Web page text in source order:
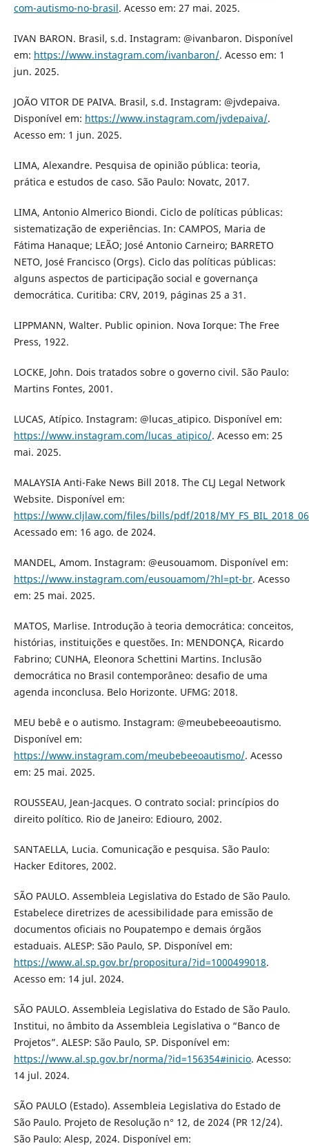
com-autismo-no-brasil. Acesso em: 27 mai. 2025.
IVAN BARON. Brasil, s.d. Instagram: @ivanbaron. Disponível
em: https://www.instagram.com/ivanbaron/. Acesso em: 1
jun. 2025.
JOÃO VITOR DE PAIVA. Brasil, s.d. Instagram: @jvdepaiva.
Disponível em: https://www.instagram.com/jvdepaiva/.
Acesso em: 1 jun. 2025.
LIMA, Alexandre. Pesquisa de opinião pública: teoria,
prática e estudos de caso. São Paulo: Novatc, 2017.
LIMA, Antonio Almerico Biondi. Ciclo de políticas públicas:
sistematização de experiências. In: CAMPOS, Maria de
Fátima Hanaque; LEÃO; José Antonio Carneiro; BARRETO
NETO, José Francisco (Orgs). Ciclo das políticas públicas:
alguns aspectos de participação social e governança
democrática. Curitiba: CRV, 2019, páginas 25 a 31.
LIPPMANN, Walter. Public opinion. Nova Iorque: The Free
Press, 1922.
LOCKE, John. Dois tratados sobre o governo civil. São Paulo:
Martins Fontes, 2001.
LUCAS, Atípico. Instagram: @lucas_atipico. Disponível em:
https://www.instagram.com/lucas_atipico/. Acesso em: 25
mai. 2025.
MALAYSIA Anti-Fake News Bill 2018. The CLJ Legal Network
Website. Disponível em:
https://www.cljlaw.com/files/bills/pdf/2018/
Acessado em: 16 ago. de 2024.
MANDEL, Amom. Instagram: @eusouamom. Disponível em:
https://www.instagram.com/eusouamom/?hl=pt-br. Acesso
em: 25 mai. 2025.
MATOS, Marlise. Introdução à teoria democrática: conceitos,
histórias, instituições e questões. In: MENDONÇA, Ricardo
Fabrino; CUNHA, Eleonora Schettini Martins. Inclusão
democrática no Brasil contemporâneo: desafio de uma
agenda inconclusa. Belo Horizonte. UFMG: 2018.
MEU bebê e o autismo. Instagram: @meubebeeoautismo.
Disponível em:
https://www.instagram.com/meubebeeoautismo/. Acesso
em: 25 mai. 2025.
ROUSSEAU, Jean-Jacques. O contrato social: princípios do
direito político. Rio de Janeiro: Ediouro, 2002.
SANTAELLA, Lucia. Comunicação e pesquisa. São Paulo:
Hacker Editores, 2002.
SÃO PAULO. Assembleia Legislativa do Estado de São Paulo.
Estabelece diretrizes de acessibilidade para emissão de
documentos oficiais no Poupatempo e demais órgãos
estaduais. ALESP: São Paulo, SP. Disponível em:
https://www.al.sp.gov.br/propositura/?id=1000499018.
Acesso em: 14 jul. 2024.
SÃO PAULO. Assembleia Legislativa do Estado de São Paulo.
Institui, no âmbito da Assembleia Legislativa o “Banco de
Projetos”. ALESP: São Paulo, SP. Disponível em:
https://www.al.sp.gov.br/norma/?id=156354#inicio. Acesso:
14 jul. 2024.
SÃO PAULO (Estado). Assembleia Legislativa do Estado de
São Paulo. Projeto de Resolução n° 12, de 2024 (PR 12/24).
São Paulo: Alesp, 2024. Disponível em: